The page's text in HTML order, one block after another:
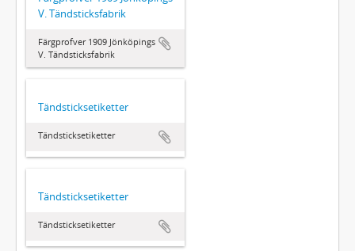
V. Tändsticksfabrik
Färgprofver 1909 Jönköpings
V. Tändsticksfabrik
Tändsticksetiketter
Tändsticksetiketter
Tändsticksetiketter
Tändsticksetiketter